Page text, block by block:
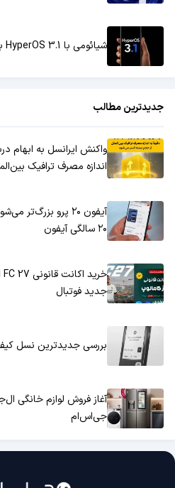
شیائومی با HyperOS 3.1 به مهمانی AirDrop پیوست
جدیدترین مطالب
واکنش ایرانسل به ابهام
اندازه مصرف ترافیک
آیفون ۲۰ پرو
۲۰ سالگی آیفون
جدید فوتبال
بررسی جدیدترین نسل
آغاز فروش لوازم خانگی
جی‌اس‌ام